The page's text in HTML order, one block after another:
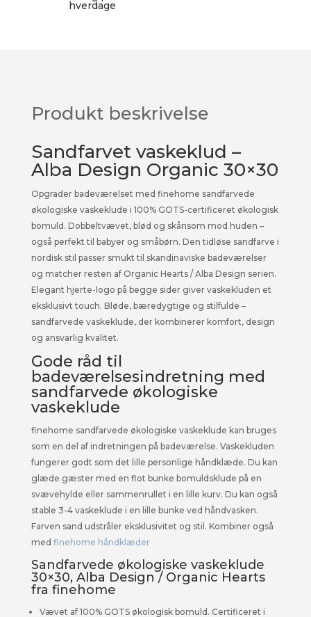
hverdage
Produkt beskrivelse
Sandfarvet vaskeklud –
Alba Design Organic 30×30
Opgrader badeværelset med finehome sandfarvede
økologiske vaskeklude i 100% GOTS-certificeret økologisk
bomuld. Dobbeltvævet, blød og skånsom mod huden –
også perfekt til babyer og småbørn. Den tidløse sandfarve i
nordisk stil passer smukt til skandinaviske badeværelser
og matcher resten af Organic Hearts / Alba Design serien.
Elegant hjerte-logo på begge sider giver vaskekluden et
eksklusivt touch. Bløde, bæredygtige og stilfulde –
sandfarvede vaskeklude, der kombinerer komfort, design
og ansvarlig kvalitet.
Gode råd til
badeværelsesindretning med
sandfarvede økologiske
vaskeklude
finehome sandfarvede økologiske vaskeklude kan bruges
som en del af indretningen på badeværelse. Vaskekluden
fungerer godt som det lille personlige håndklæde. Du kan
glæde gæster med en flot bunke bomuldsklude på en
svævehylde eller sammenrullet i en lille kurv. Du kan også
stable 3-4 vaskeklude i en lille bunke ved håndvasken.
Farven sand udstråler eksklusivitet og stil. Kombiner også
med finehome håndklæder
Sandfarvede økologiske vaskeklude
30×30, Alba Design / Organic Hearts
fra finehome
Vævet af 100% GOTS økologisk bomuld. Certificeret i